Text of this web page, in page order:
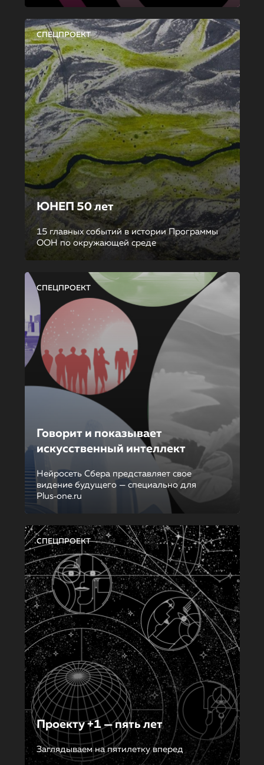
СПЕЦПРОЕКТ
ЮНЕП 50 лет
15 главных событий в истории Программы
ООН по окружающей среде
СПЕЦПРОЕКТ
Говорит и показывает
искусственный интеллект
Нейросеть Сбера представляет свое
видение будущего — специально для
Plus‑one.ru
СПЕЦПРОЕКТ
Проекту +1 — пять лет
Заглядываем на пятилетку вперед